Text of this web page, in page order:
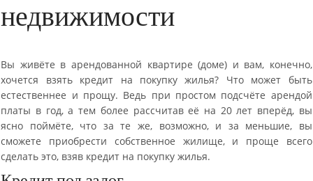
недвижимости
Вы живёте в арендованной квартире (доме) и вам, конечно,
хочется взять кредит на покупку жилья? Что может быть
естественнее и прощу. Ведь при простом подсчёте арендой
платы в год, а тем более рассчитав её на 20 лет вперёд, вы
ясно поймёте, что за те же, возможно, и за меньшие, вы
сможете приобрести собственное жилище, и проще всего
сделать это, взяв кредит на покупку жилья.